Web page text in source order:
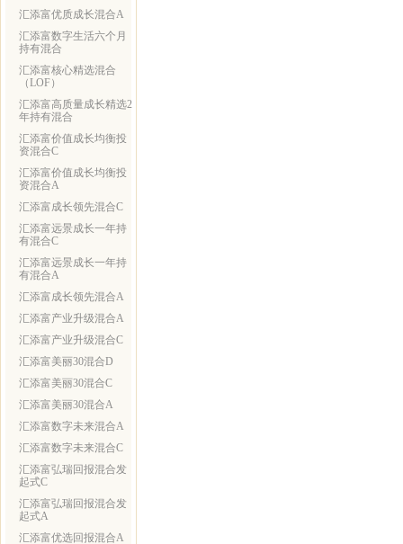
汇添富优质成长混合A
汇添富数字生活六个月
持有混合
汇添富核心精选混合
（LOF）
汇添富高质量成长精选2
年持有混合
汇添富价值成长均衡投
资混合C
汇添富价值成长均衡投
资混合A
汇添富成长领先混合C
汇添富远景成长一年持
有混合C
汇添富远景成长一年持
有混合A
汇添富成长领先混合A
汇添富产业升级混合A
汇添富产业升级混合C
汇添富美丽30混合D
汇添富美丽30混合C
汇添富美丽30混合A
汇添富数字未来混合A
汇添富数字未来混合C
汇添富弘瑞回报混合发
起式C
汇添富弘瑞回报混合发
起式A
汇添富优选回报混合A